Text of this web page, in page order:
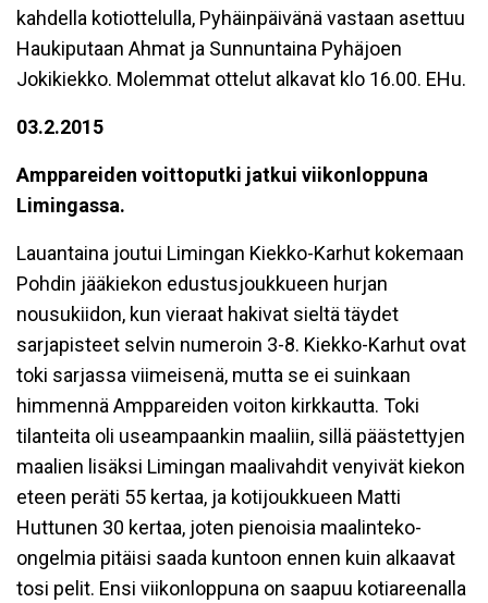
kahdella kotiottelulla, Pyhäinpäivänä vastaan asettuu
Haukiputaan Ahmat ja Sunnuntaina Pyhäjoen
Jokikiekko. Molemmat ottelut alkavat klo 16.00. EHu.
03.2.2015
Amppareiden voittoputki jatkui viikonloppuna
Limingassa.
Lauantaina joutui Limingan Kiekko-Karhut kokemaan
Pohdin jääkiekon edustusjoukkueen hurjan
nousukiidon, kun vieraat hakivat sieltä täydet
sarjapisteet selvin numeroin 3-8. Kiekko-Karhut ovat
toki sarjassa viimeisenä, mutta se ei suinkaan
himmennä Amppareiden voiton kirkkautta. Toki
tilanteita oli useampaankin maaliin, sillä päästettyjen
maalien lisäksi Limingan maalivahdit venyivät kiekon
eteen peräti 55 kertaa, ja kotijoukkueen Matti
Huttunen 30 kertaa, joten pienoisia maalinteko-
ongelmia pitäisi saada kuntoon ennen kuin alkaavat
tosi pelit. Ensi viikonloppuna on saapuu kotiareenalla